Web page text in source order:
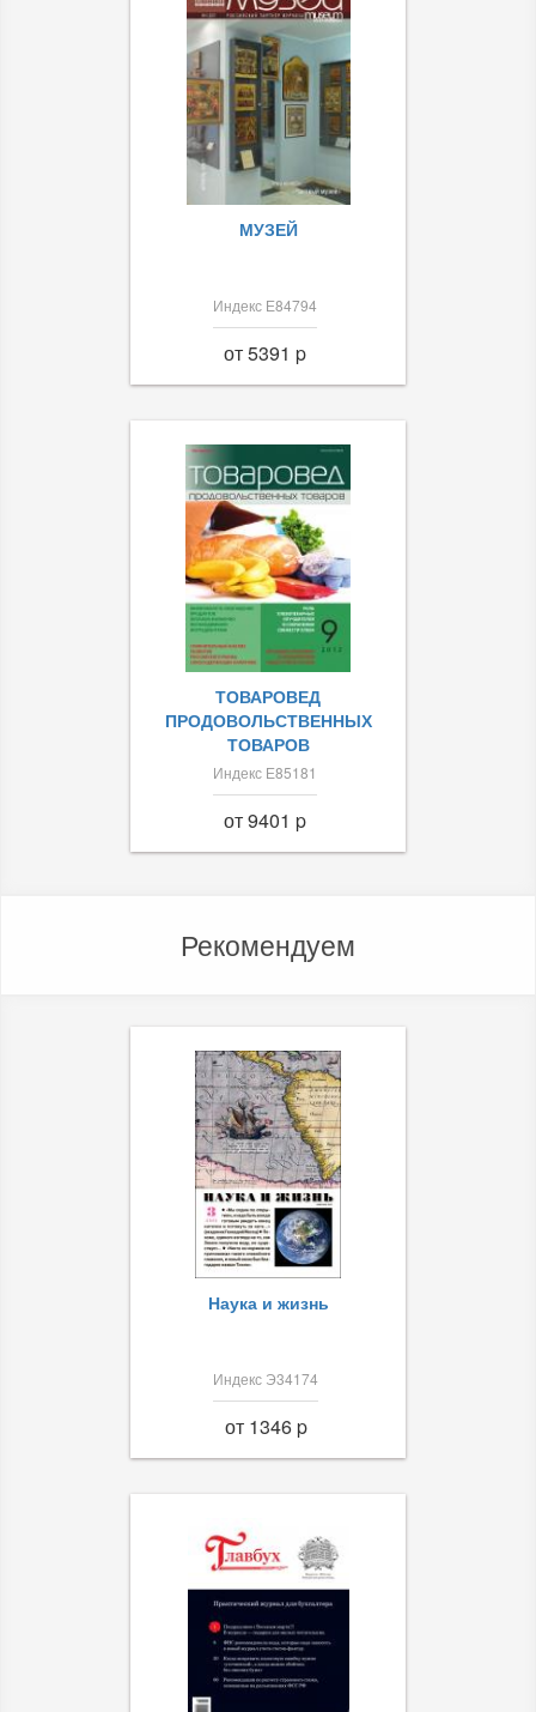
МУЗЕЙ
Индекс Е84794
от 5391 p
ТОВАРОВЕД
ПРОДОВОЛЬСТВЕННЫХ
ТОВАРОВ
Индекс Е85181
от 9401 p
Рекомендуем
Наука и жизнь
Индекс Э34174
от 1346 p